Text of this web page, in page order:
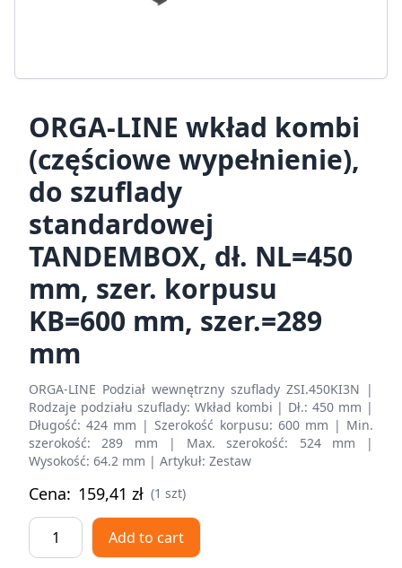
ORGA-LINE wkład kombi
(częściowe wypełnienie),
do szuflady
standardowej
TANDEMBOX, dł. NL=450
mm, szer. korpusu
KB=600 mm, szer.=289
mm
ORGA-LINE Podział wewnętrzny szuflady ZSI.450KI3N |
Rodzaje podziału szuflady: Wkład kombi | Dł.: 450 mm |
Długość: 424 mm | Szerokość korpusu: 600 mm | Min.
szerokość: 289 mm | Max. szerokość: 524 mm |
Wysokość: 64.2 mm | Artykuł: Zestaw
Cena: 159,41 zł (1 szt)
ORGA-
LINE
Add to cart